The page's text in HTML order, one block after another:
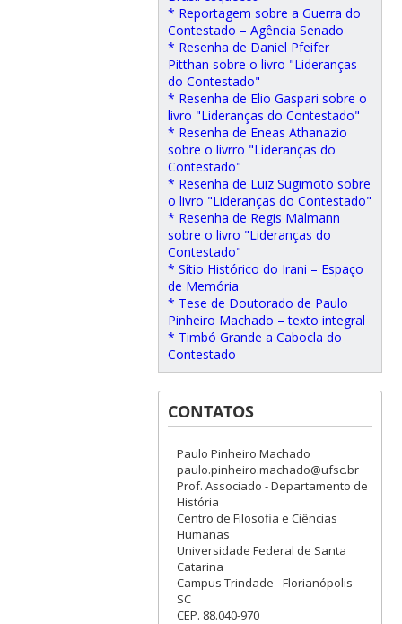
* Reportagem sobre a Guerra do
Contestado – Agência Senado
* Resenha de Daniel Pfeifer
Pitthan sobre o livro "Lideranças
do Contestado"
* Resenha de Elio Gaspari sobre o
livro "Lideranças do Contestado"
* Resenha de Eneas Athanazio
sobre o livrro "Lideranças do
Contestado"
* Resenha de Luiz Sugimoto sobre
o livro "Lideranças do Contestado"
* Resenha de Regis Malmann
sobre o livro "Lideranças do
Contestado"
* Sítio Histórico do Irani – Espaço
de Memória
* Tese de Doutorado de Paulo
Pinheiro Machado – texto integral
* Timbó Grande a Cabocla do
Contestado
CONTATOS
Paulo Pinheiro Machado
paulo.pinheiro.machado@ufsc.br
Prof. Associado - Departamento de
História
Centro de Filosofia e Ciências
Humanas
Universidade Federal de Santa
Catarina
Campus Trindade - Florianópolis -
SC
CEP. 88.040-970